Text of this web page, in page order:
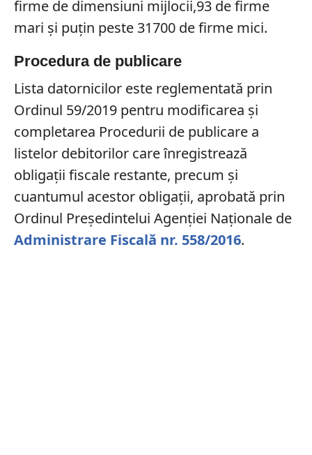
firme de dimensiuni mijlocii,93 de firme
mari și puțin peste 31700 de firme mici.
Procedura de publicare
Lista datornicilor este reglementată prin
Ordinul 59/2019 pentru modificarea și
completarea Procedurii de publicare a
listelor debitorilor care înregistrează
obligaţii fiscale restante, precum şi
cuantumul acestor obligaţii, aprobată prin
Ordinul Preşedintelui Agenţiei Naţionale de
Administrare Fiscală nr. 558/2016.